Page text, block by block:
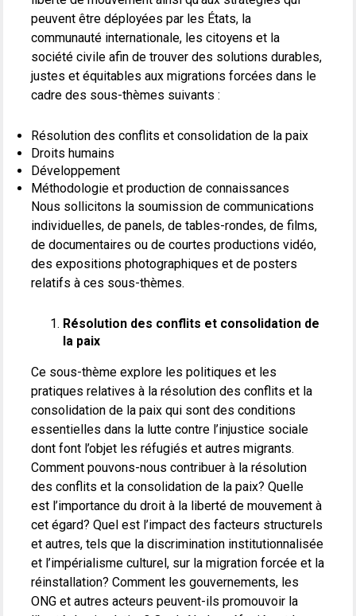
peuvent être déployées par les États, la
communauté internationale, les citoyens et la
société civile afin de trouver des solutions durables,
justes et équitables aux migrations forcées dans le
cadre des sous-thèmes suivants :
Résolution des conflits et consolidation de la paix
Droits humains
Développement
Méthodologie et production de connaissances
Nous sollicitons la soumission de communications
individuelles, de panels, de tables-rondes, de films,
de documentaires ou de courtes productions vidéo,
des expositions photographiques et de posters
relatifs à ces sous-thèmes.
Résolution des conflits et consolidation de
la paix
Ce sous-thème explore les politiques et les
pratiques relatives à la résolution des conflits et la
consolidation de la paix qui sont des conditions
essentielles dans la lutte contre l’injustice sociale
dont font l’objet les réfugiés et autres migrants.
Comment pouvons-nous contribuer à la résolution
des conflits et la consolidation de la paix? Quelle
est l’importance du droit à la liberté de mouvement à
cet égard? Quel est l’impact des facteurs structurels
et autres, tels que la discrimination institutionnalisée
et l’impérialisme culturel, sur la migration forcée et la
réinstallation? Comment les gouvernements, les
ONG et autres acteurs peuvent-ils promouvoir la